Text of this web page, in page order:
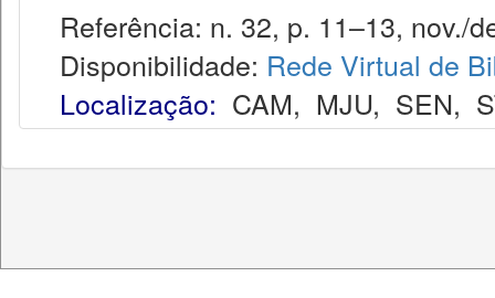
Referência: n. 32, p. 11–13, nov./
Disponibilidade: Rede Virtual de
Localização: CAM, MJU, SEN,